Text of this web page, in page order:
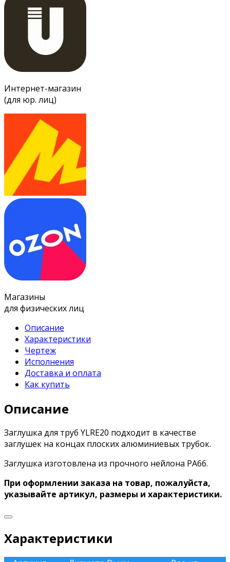
Интернет-магазин
(для юр. лиц)
Магазины
для физических лиц
Описание
Характеристики
Чертеж
Исполнения
Доставка и оплата
Как купить
Описание
Заглушка для труб YLRE20 подходит в качестве
заглушек на концах плоских алюминиевых трубок.
Заглушка изготовлена из прочного нейлона PA66.
При оформлении заказа на товар, пожалуйста,
указывайте артикул, размеры и характеристики.
Характеристики